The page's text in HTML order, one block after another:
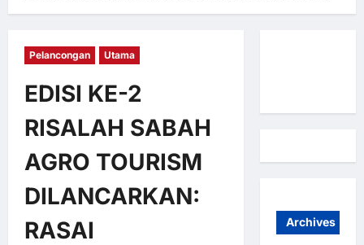
Pelancongan Utama
EDISI KE-2
RISALAH SABAH
AGRO TOURISM
DILANCARKAN:
RASAI
Archives